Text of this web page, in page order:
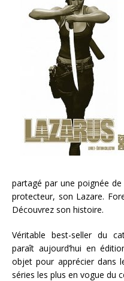
partagé par une poignée
protecteur, son Lazare.
Découvrez son histoire.
Véritable best-seller du
paraît aujourd’hui en
objet pour apprécier dans
séries les plus en vogue du